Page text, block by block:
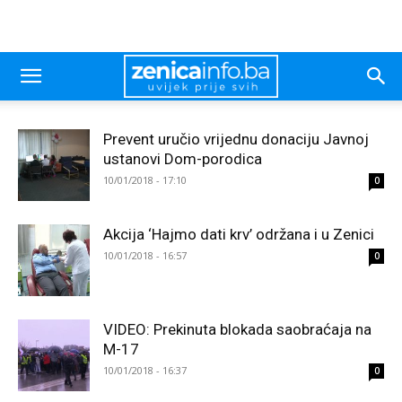
Prevent uručio vrijednu donaciju Javnoj
ustanovi Dom-porodica
10/01/2018 - 17:10 0
Akcija ‘Hajmo dati krv’ održana i u Zenici
10/01/2018 - 16:57 0
VIDEO: Prekinuta blokada saobraćaja na
M-17
10/01/2018 - 16:37 0